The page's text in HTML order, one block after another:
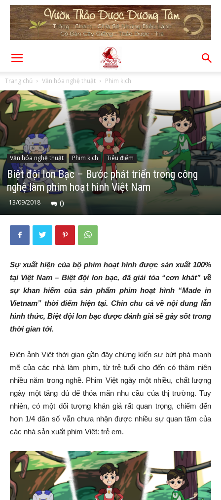
Trang chủ Văn hóa nghệ thuật Phim kịch
Văn hóa nghệ thuật Phim kịch Tiêu điểm
Biệt đội Ion Bạc – Bước phát triển trong công
nghệ làm phim hoạt hình Việt Nam
13/09/2018 0
Sự xuất hiện của bộ phim hoạt hình được sản xuất 100%
tại Việt Nam – Biệt đội Ion bạc, đã giải tỏa “cơn khát” về
sự khan hiếm của sản phẩm phim hoạt hình “Made in
Vietnam” thời điểm hiện tại. Chỉn chu cả về nội dung lẫn
hình thức, Biệt đội Ion bạc được đánh giá sẽ gây sốt trong
thời gian tới.
Điện ảnh Việt thời gian gần đây chứng kiến sự bứt phá mạnh
mẽ của các nhà làm phim, từ trẻ tuổi cho đến có thâm niên
nhiều năm trong nghề. Phim Việt ngày một nhiều, chất lượng
ngày một tăng đủ để thỏa mãn nhu cầu của thị trường. Tuy
nhiên, có một đối tượng khán giả rất quan trọng, chiếm đến
hơn 1/4 dân số vẫn chưa nhận được nhiều sự quan tâm của
các nhà sản xuất phim Việt: trẻ em.